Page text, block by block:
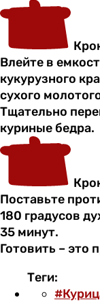
Влейте в
кукурузного
сухого
Тщательно
куриные бедра.
Поставьте
180 градусов
35 минут.
Готовить – это
Теги: